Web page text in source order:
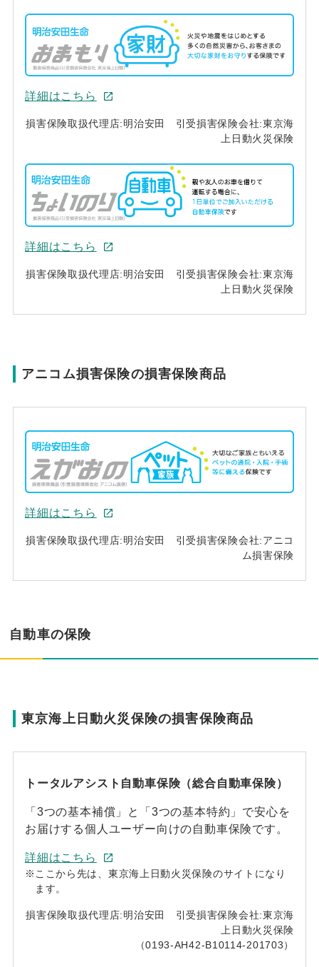
詳細はこちら
損害保険取扱代理店:明治安田 引受損害保険会社:東京海
上日動火災保険
詳細はこちら
損害保険取扱代理店:明治安田 引受損害保険会社:東京海
上日動火災保険
アニコム損害保険の損害保険商品
詳細はこちら
損害保険取扱代理店:明治安田 引受損害保険会社:アニコ
ム損害保険
自動車の保険
東京海上日動火災保険の損害保険商品
トータルアシスト自動車保険（総合自動車保険）
「3つの基本補償」と「3つの基本特約」で安心を
お届けする個人ユーザー向けの自動車保険です。
詳細はこちら
※ ここから先は、東京海上日動火災保険のサイトになり
ます。
損害保険取扱代理店:明治安田 引受損害保険会社:東京海
上日動火災保険
（0193-AH42-B10114-201703）